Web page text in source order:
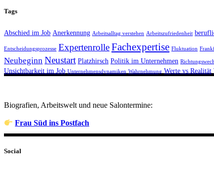
Tags
Abschied im Job Anerkennung Arbeitsalltag verstehen Arbeitszufriedenheit
Entscheidungsprozesse ExpertenrolleFachexpertise Fluktuation
Neubeginn Neustart Platzhirsch Politik im Unternehmen
Unsichtbarkeit im Job Unternehmensdynamiken Wahrnehmung Werte vs Realität
Biografien, Arbeitswelt und neue Salontermine:
Frau Süd ins Postfach
Social